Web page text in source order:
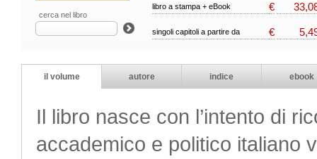
cerca nel libro
libro a stampa + eBook €
singoli capitoli a partire da €
il volume autore indice ebook
Il libro nasce con l’intento di
accademico e politico italiano